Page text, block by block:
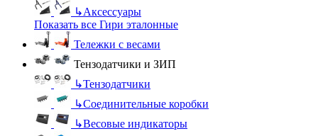
↳Аксессуары
Показать все Гири эталонные
Тележки с весами
Тензодатчики и ЗИП
↳Тензодатчики
↳Соединительные коробки
↳Весовые индикаторы